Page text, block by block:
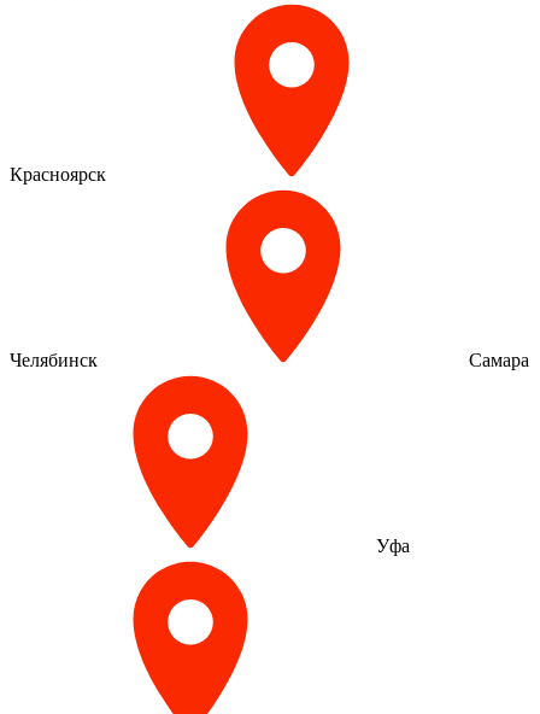
Красноярск
Челябинск Самара
Уфа